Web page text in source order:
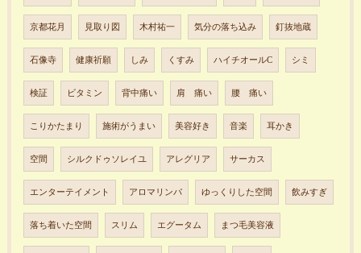
京都花月 見取り図 木村祐一 気分の落ち込み 釘抜地蔵
石像寺 健康祈願 しみ くすみ ハイチオールC シミ
検証 ビタミン 背中痛い 肩 痛い 腰 痛い
こりかたまり 施術がうまい 美容好き 音楽 耳かき
空間 シルクドゥソレイユ アレグリア サーカス
エンターテイメント アロマリンパ ゆっくりした空間 飲みすぎ
落ち着いた空間 スリム エグータム まつ毛美容液